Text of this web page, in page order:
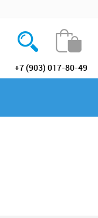
+7 (903) 017-80-49